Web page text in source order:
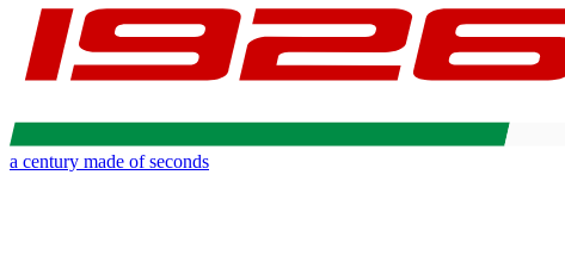
a century made of seconds